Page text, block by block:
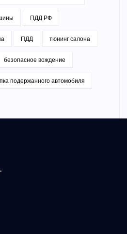
ПДД РФ
ПДД тюнинг салона
безопасное вождение
подержанного автомобиля